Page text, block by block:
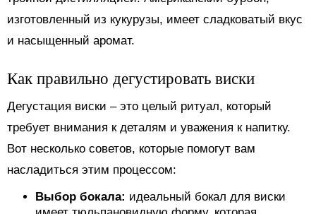
изготовленный из кукурузы, имеет сладковатый вкус
и насыщенный аромат.
Как правильно дегустировать виски
Дегустация виски – это целый ритуал, который
требует внимания к деталям и уважения к напитку.
Вот несколько советов, которые помогут вам
насладиться этим процессом:
Выбор бокала: идеальный бокал для виски